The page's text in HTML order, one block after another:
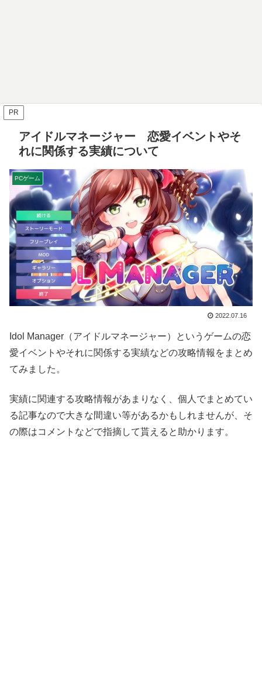
PR
アイドルマネージャー 恋愛イベントやそ
れに関係する実績について
PCゲーム
2022.07.16
Idol Manager（アイドルマネージャー）というゲームの恋
愛イベントやそれに関係する実績などの攻略情報をまとめ
てみました。
実績に関連する攻略情報があまりなく、個人でまとめてい
る記事なので大きな間違い等があるかもしれませんが、そ
の際はコメントなどで指摘して貰えると助かります。